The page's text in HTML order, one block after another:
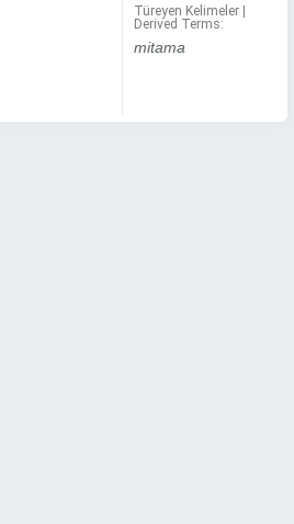
Türeyen Kelimeler |
Derived Terms:
mitama